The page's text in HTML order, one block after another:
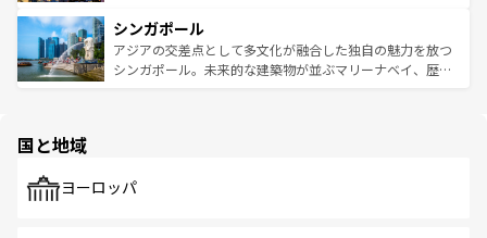
参照してほしい。
激する。気候は一年中温暖で、どの季節にも異なる楽しみ
が待っている。親しみやすいタイの人々、仏教を中心とし
た文化、そして多様な観光資源が、訪れる旅人を魅了し続
み、どこを訪れても感動するはず。観光スポットが密集し
ており、効率よく見どころを回れるのも魅力。息をのむよ
うな絶景から文化的な体験まで、香港を存分に楽しみ尽く
シンガポール
アジアの交差点として多文化が融合した独自の魅力を放つ
シンガポール。未来的な建築物が並ぶマリーナベイ、歴史
で、ホーカーズは地元の風情を楽しめる外せないスポット
国と地域
ヨーロッパ